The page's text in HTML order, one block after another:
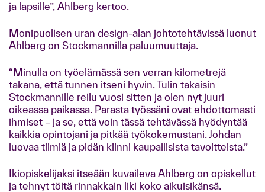
ja lapsille”, Ahlberg kertoo.
Monipuolisen uran design-alan johtotehtävissä luonut
Ahlberg on Stockmannilla paluumuuttaja.
“Minulla on työelämässä sen verran kilometrejä
takana, että tunnen itseni hyvin. Tulin takaisin
Stockmannille reilu vuosi sitten ja olen nyt juuri
oikeassa paikassa. Parasta työssäni ovat ehdottomasti
ihmiset – ja se, että voin tässä tehtävässä hyödyntää
kaikkia opintojani ja pitkää työkokemustani. Johdan
luovaa tiimiä ja pidän kiinni kaupallisista tavoitteista.”
Ikiopiskelijaksi itseään kuvaileva Ahlberg on opiskellut
ja tehnyt töitä rinnakkain liki koko aikuisikänsä.